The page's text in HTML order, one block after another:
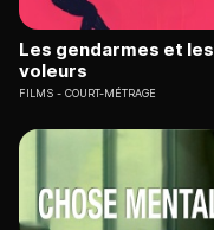
Les gendarmes et les
voleurs
FILMS COURT-MÉTRAGE